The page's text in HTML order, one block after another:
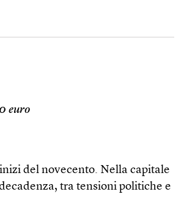
euro
del novecento. Nella capitale
tra tensioni politiche e